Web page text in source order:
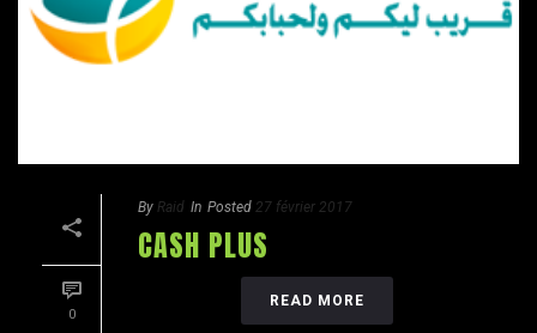
0
By Raid In Posted 27 février 2017
CASH PLUS
READ MORE